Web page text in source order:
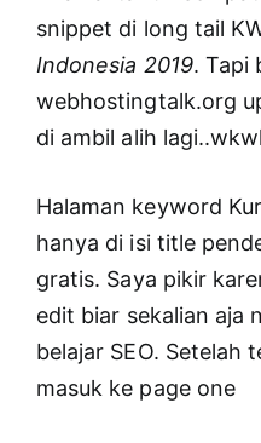
snippet di long tail
Indonesia 2019. Tapi
webhostingtalk.org
di ambil alih
Halaman keyword
hanya di isi title
gratis. Saya pikir
edit biar sekalian aja
belajar SEO. Setelah
masuk ke page one